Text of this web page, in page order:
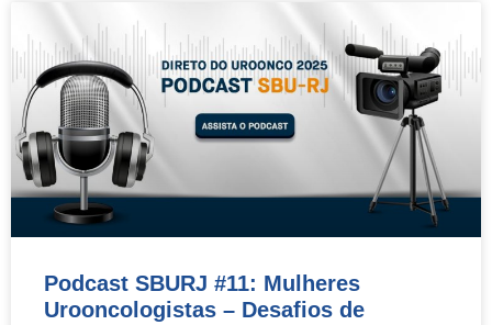
Podcast SBURJ #11: Mulheres
Urooncologistas – Desafios de